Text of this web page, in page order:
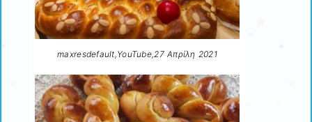
maxresdefault,YouTube,27 Aπρίλη 2021